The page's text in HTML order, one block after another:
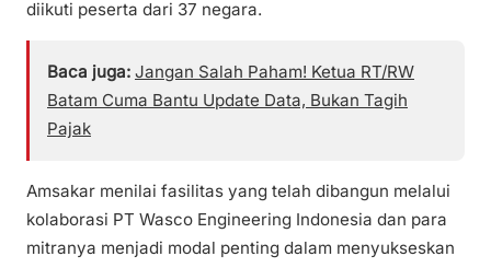
diikuti peserta dari 37 negara.
Baca juga: Jangan Salah Paham! Ketua RT/RW
Batam Cuma Bantu Update Data, Bukan Tagih
Pajak
Amsakar menilai fasilitas yang telah dibangun melalui
kolaborasi PT Wasco Engineering Indonesia dan para
mitranya menjadi modal penting dalam menyukseskan